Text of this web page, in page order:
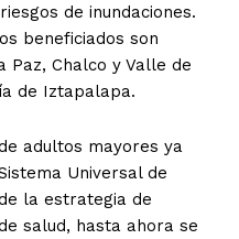
de inundaciones.
beneficiados son
Paz, Chalco y Valle de
de Iztapalapa.
adultos mayores ya
Universal de
la estrategia de
salud, hasta ahora se